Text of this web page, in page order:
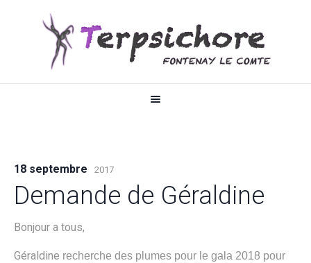
18 septembre 2017
Demande de Géraldine
Bonjour a tous,
Géraldine recherche des plumes pour le gala 2018 pour